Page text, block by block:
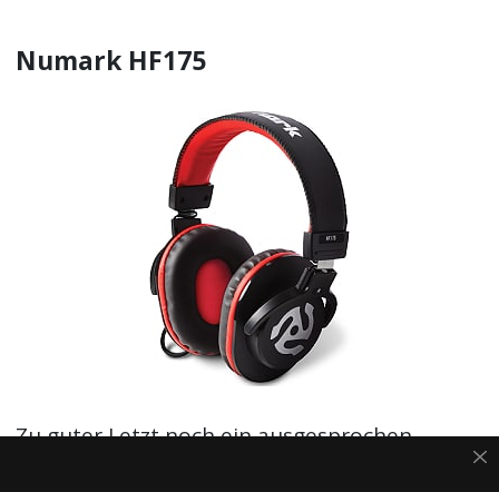
Numark HF175
Zu guter Letzt noch ein ausgesprochen